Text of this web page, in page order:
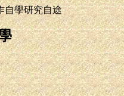
自學研究自途